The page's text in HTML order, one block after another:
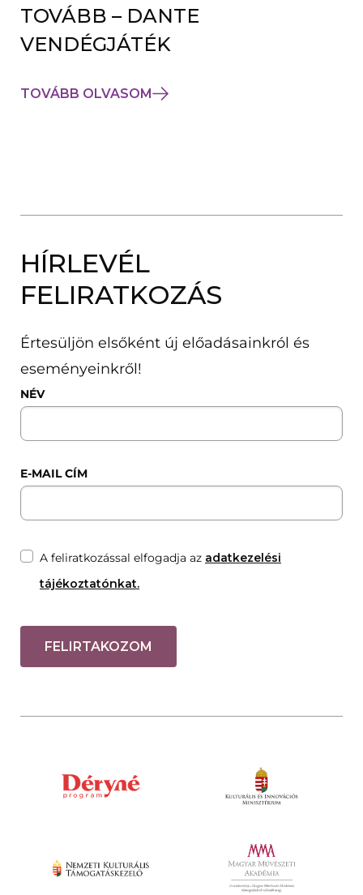
TOVÁBB – DANTE
VENDÉGJÁTÉK
TOVÁBB OLVASOM
HÍRLEVÉL
FELIRATKOZÁS
Értesüljön elsőként új előadásainkról és
eseményeinkről!
NÉV
E-MAIL CÍM
A feliratkozással elfogadja az adatkezelési
tájékoztatónkat.
FELIRTAKOZOM